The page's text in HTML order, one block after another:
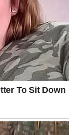
su porodica i
razmišljaće o
koraku u
donosi